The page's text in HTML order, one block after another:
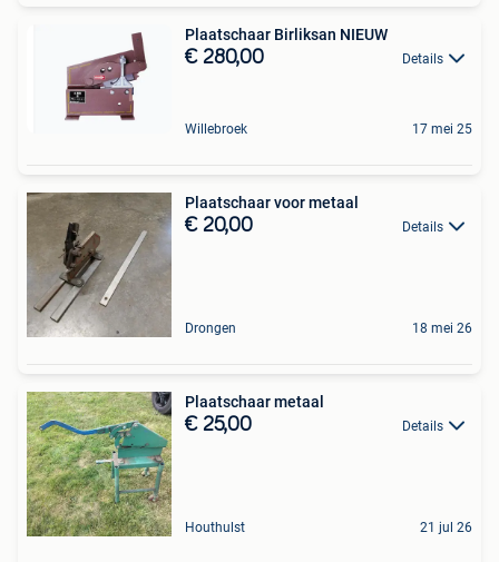
Plaatschaar Birliksan NIEUW
€ 280,00 Details
Willebroek 17 mei 25
Plaatschaar voor metaal
€ 20,00 Details
Drongen 18 mei 26
Plaatschaar metaal
€ 25,00 Details
Houthulst 21 jul 26